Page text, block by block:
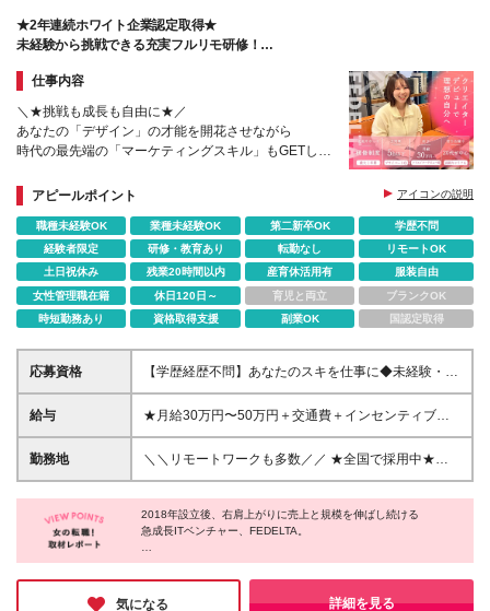
★2年連続ホワイト企業認定取得★
未経験から挑戦できる充実フルリモ研修！
仕事内容
＼★挑戦も成⻑も⾃由に★／
あなたの「デザイン」の才能を開花させながら
時代の最先端の「マーケティングスキル」もGETしま
＃WEBデザイン
＃SNSマーケティング
＃動画編集
＃AI生成
＃アプリ開発
アピールポイント アイコンの説明
職種未経験OK 業種未経験OK 第二新卒OK
学歴不問
経験者限定
研修・教育あり 転勤なし
リモートOK
土日祝休み
残業20時間以内 産育休活用有
服装自由
女性管理職在籍
休日120日～ 育児と両立
ブランクOK
時短勤務あり
資格取得支援 副業OK 国認定取得
応募資格
【学歴経歴不問】あなたのスキを仕事に◆未経験・第
二新卒歓迎 ◆物件サポート制度で初めての上京も応
援♪20代活躍中！ 80％以上が未経験！ 制作の経験は
験歓迎 ★第二新卒歓迎 ★異業種からの入社メンバー
95％以上 ★学歴・経験不問 ★主夫・主婦も活躍中 ★
ど ※基礎的PCスキルがある方は尚歓迎 「新しいこと
に挑戦したい」 「動画クリエイター・デザイナーと
して基礎から学びたい」 「ゆくゆくはマーケターを
目指したい」 「幅広いキャリアステップで自分の可
能性を広げたい」など… あなたの成長したい気持ち
を そのまま当社にぶつけてください！ 万全の体制で
給与
★⽉給30万円〜50万円＋交通費＋インセンティブ賞
与★ （20時間の固定残業代、⼀律⽉54,750円を含
む） ※固定残業代超過分は支給いたします。 ※経験・
県の⽅】 ⽉給24万円〜50万円＋役職⼿当＋インセン
ティブ賞与 （固定残業代含む︓20時間分30,900円）
【関⻄、東海の⽅】 ⽉給22万円〜50万円＋役職⼿当
勤務地
＼＼リモートワークも多数／／ ★全国で採⽤中★
【転勤なし／希望を考慮】 ⼀都三県、群⾺、関⻄、
九州、東海、東北 就業時は上記エリアにて会社が指
定する プロジェクト先での勤務となります。 ＼北海
道エリアも近々進出予定︕／ ★リモートワーク実施
★Ｕ＆Ｉターン歓迎 ★引越しや上京される⽅へ引越
しサポートもあり︕ ┗オンラインで簡単に新居を内
2018年設立後、右肩上がりに売上と規模を伸ばし続ける
急成長ITベンチャー、FEDELTA。
同社の魅力は、圧倒的な成長と手厚い待遇を兼ね備えているとこ
ろ。
給与を貰いながら、Web知識や動画編集スキルをゼロから学べる
気になる 詳細を見る